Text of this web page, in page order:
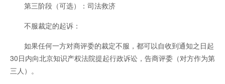
第三阶段（可选）：司法救济
不服裁定的起诉：
如果任何一方对商评委的裁定不服，都可以自收到通知之日起
30日内向北京知识产权法院提起行政诉讼，告商评委（对方作为第
三人）。